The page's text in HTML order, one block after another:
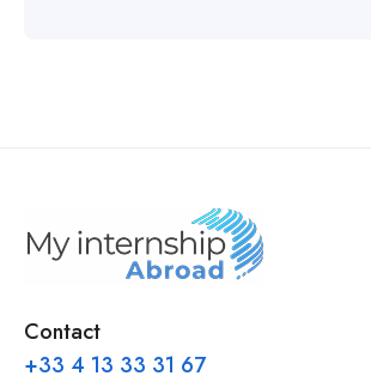
Contact
+33 4 13 33 31 67